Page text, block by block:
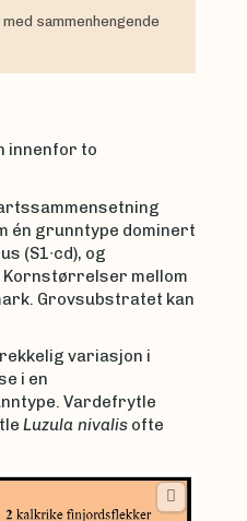
sammenhengende
innenfor to
én grunntype dominert
(S1∙cd), og
Kornstørrelser mellom
Grovsubstratet kan
variasjon i
i en
Vardefrytle
Luzula nivalisofte